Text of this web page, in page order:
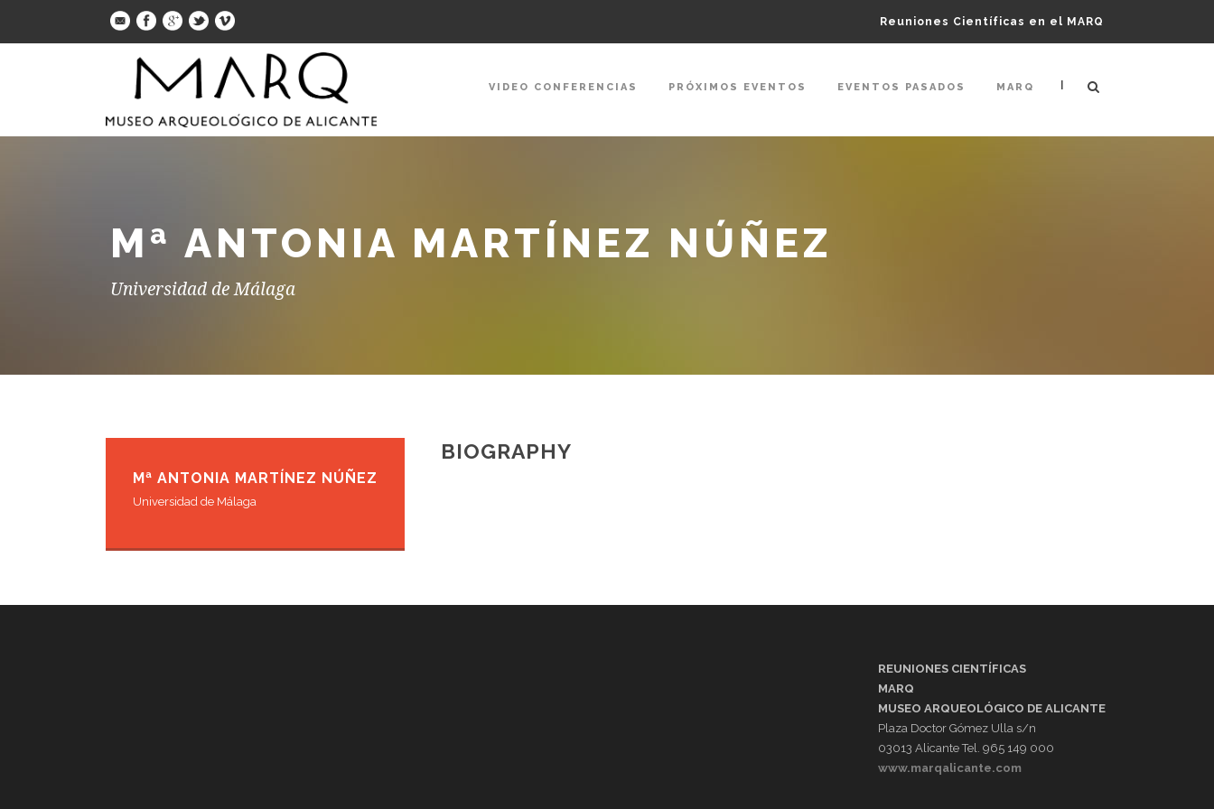
Reuniones Científicas en el MARQ
VIDEO CONFERENCIAS PRÓXIMOS EVENTOS EVENTOS PASADOS MARQ
Mª ANTONIA MARTÍNEZ NÚÑEZ
Universidad de Málaga
Mª ANTONIA MARTÍNEZ NÚÑEZ
Universidad de Málaga
BIOGRAPHY
REUNIONES CIENTÍFICAS
MARQ
MUSEO ARQUEOLÓGICO DE ALICANTE
Plaza Doctor Gómez Ulla s/n
03013 Alicante Tel. 965 149 000
www.marqalicante.com